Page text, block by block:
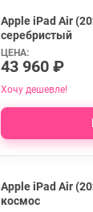
Apple iPad Air
серебристый
ЦЕНА:
43 960 ₽
Хочу дешевле!
Apple iPad Air
космос